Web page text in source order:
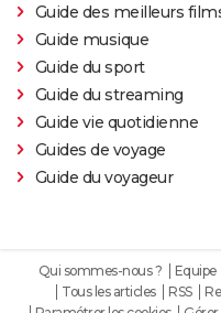
Guide des meilleurs
Guide musique
Guide du sport
Guide du streaming
Guide vie quotidienne
Guides de voyage
Guide du voyageur
Qui sommes-nous ? Equipe
Tous les articles
RSS